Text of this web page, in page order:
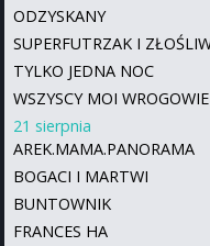
ODZYSKANY
SUPERFUTRZAK I
TYLKO JEDNA NOC
WSZYSCY MOI WROGOWIE
21 sierpnia
AREK.MAMA.PANORAMA
BOGACI I MARTWI
BUNTOWNIK
FRANCES HA